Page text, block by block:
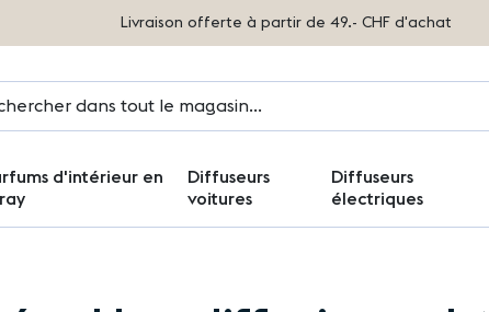
Livraison offerte à partir de 49.- CHF d'achat
d'intérieur en
Diffuseurs
voitures
Diffuseurs
électriques